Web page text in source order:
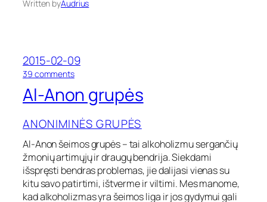
Written byAudrius
2015-02-09
39 commentso
A
l
-
A
n
o
n
g
r
u
Al-Anon grupės
ANONIMINĖS GRUPĖS
Al-Anon šeimos grupės – tai alkoholizmu sergančių
žmonių artimųjų ir draugų bendrija. Siekdami
išspręsti bendras problemas, jie dalijasi vienas su
kitu savo patirtimi, ištverme ir viltimi. Mes manome,
kad alkoholizmas yra šeimos liga ir jos gydymui gali